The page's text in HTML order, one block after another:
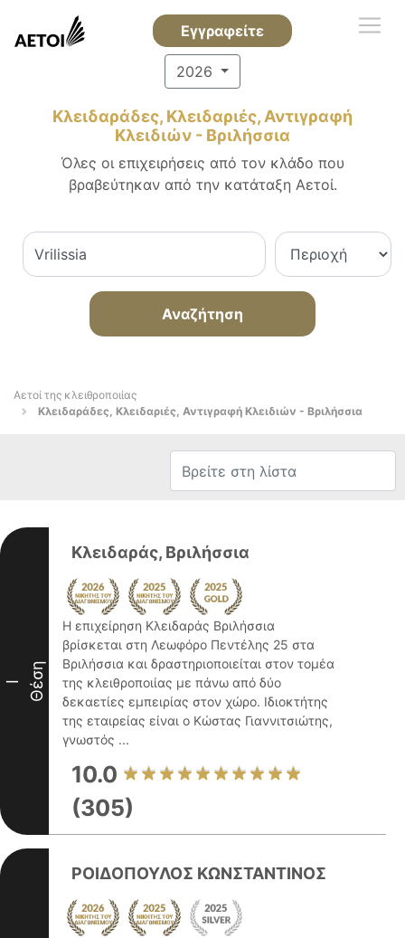
Εγγραφείτε
2026
Κλειδαράδες, Κλειδαριές, Αντιγραφή
Κλειδιών - Βριλήσσια
Όλες οι επιχειρήσεις από τον κλάδο που
βραβεύτηκαν από την κατάταξη Αετοί.
Αναζήτηση
Αετοί της κλειθροποιίας
Κλειδαράδες, Κλειδαριές, Αντιγραφή Κλειδιών - Βριλήσσια
I Θέση
Κλειδαράς, Βριλήσσια
Η επιχείρηση Κλειδαράς Βριλήσσια
βρίσκεται στη Λεωφόρο Πεντέλης 25 στα
Βριλήσσια και δραστηριοποιείται στον τομέα
της κλειθροποιίας με πάνω από δύο
δεκαετίες εμπειρίας στον χώρο. Ιδιοκτήτης
της εταιρείας είναι ο Κώστας Γιαννιτσιώτης,
γνωστός ...
10.0
(305)
ΡΟΙΔΟΠΟΥΛΟΣ ΚΩΝΣΤΑΝΤΙΝΟΣ